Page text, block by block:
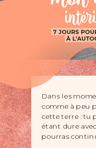
Dans les
comme à peu
cette terre : tu
étant dure
pourras